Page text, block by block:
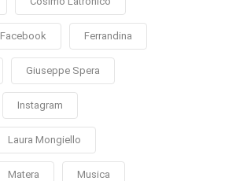
Facebook Ferrandina
Giuseppe Spera
Instagram
Laura Mongiello
Matera Musica